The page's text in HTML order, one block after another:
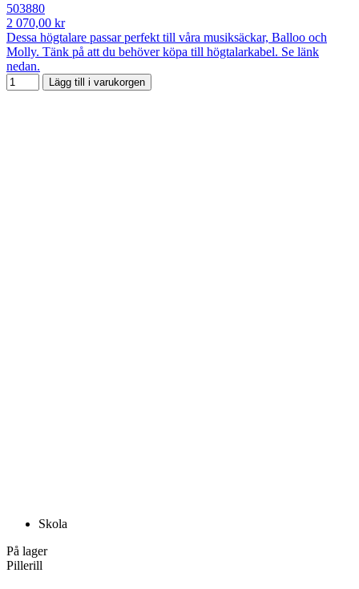
503880
2 070,00 kr
Dessa högtalare passar perfekt till våra musiksäckar, Balloo och
Molly. Tänk på att du behöver köpa till högtalarkabel. Se länk
nedan.
Lägg till i varukorgen
Skola
På lager
Pillerill